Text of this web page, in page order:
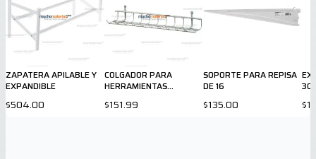
ZAPATERA APILABLE Y
EXPANDIBLE
$504.00
COLGADOR PARA
HERRAMIENTAS
$151.99
SOPORTE PARA REPISA
DE 16
$135.00